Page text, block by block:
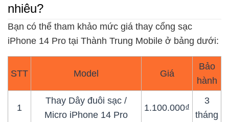
nhiêu?
Bạn có thể tham khảo mức giá thay cổng sạc
iPhone 14 Pro tại Thành Trung Mobile ở bảng dưới:
STT Model Giá
Bảo
hành
1
Thay Dây đuôi sạc /
Micro iPhone 14 Pro
1.100.000₫
3
tháng